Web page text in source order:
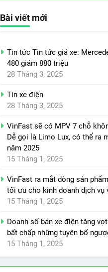
Bài viết mới
Tin tức Tin tức giá xe:
480 giảm 880 triệu
28 Tháng 3, 2025
Tin xe điện
28 Tháng 3, 2025
VinFast sẽ có MPV 7 chỗ
Dễ gọi là Limo Lux, có thể ra
năm 2025
15 Tháng 1, 2025
VinFast ra mắt dòng sản
tối ưu cho kinh doanh dịch vụ
15 Tháng 1, 2025
Doanh số bán xe điện tăng
bất chấp những tuyên bố
15 Tháng 1, 2025